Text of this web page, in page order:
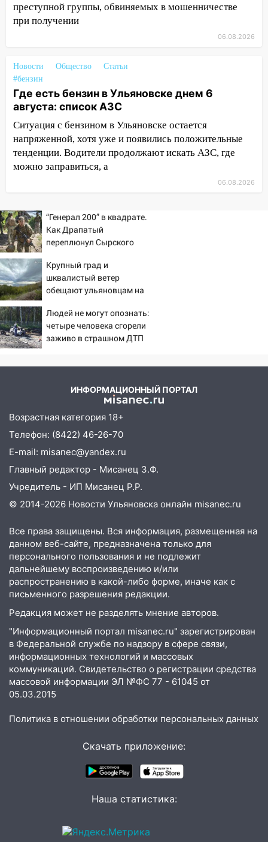
12:00 Где есть бензин в Ульяновске 7
августа: список АЗС
приговор
11:38 В Ленинском районе пожар
полностью уничтожил дачный дом и
сарай
11:38 В Госдуме предложили отменить
ЕГЭ с 2027 года
В Ульяновске ИИ будет выявлять
11:20
Ульяновская шахматистка
Валерия Клейменова выиграла два
золота в составе сборной мира
11:16
В Ульяновске открыли памятную
доску декабристу Кондратию Рылееву
10:40
В Ульяновске спасатели ночью
нашли потерявшегося в заброшенных
садах 79-летнего мужчину
временно отключили холодную воду
В Ульяновске двоих участников
коррупционной схемы при ЦГКБ
отправили в колонию на 7 и 8 лет
09:52
Ночью беспилотники сбили над
соседними Татарстаном и Саратовской
областью
09:41 Диана Шурыгина уверовала в
Бога в СИЗО
09:35
В Ульяновске директора фирмы
будут судить за неуплату налогов на 48
млн рублей
08:22 Подросток на питбайке сбил
велосипедистку: пострадали двое
07:20
Жара возвращается: ожидается
06:00 Под Ульяновском при развороте
пострадал 38-летний водитель
иномарки
05:00 «Каждая пятая женщина и каждый
алопецией»: врач рассказал, чем может
Гороскоп на 7 августа: пятница
принесет прилив творческой энергии и
отличные шансы исправить старые
06.08.2026
преступной группы, обвиняемых в мошенничестве
при получении
06.08.2026
Новости Общество
Статьи
#бензин
Где есть бензин в Ульяновске днем 6
августа: список АЗС
Ситуация с бензином в Ульяновске остается
напряженной, хотя уже и появились положительные
тенденции. Водители продолжают искать АЗС, где
можно заправиться, а
06.08.2026
“Генерал 200” в квадрате.
Как Драпатый
переплюнул Сырского
Крупный град и
шквалистый ветер
обещают ульяновцам на
Людей не могут опознать:
четыре человека сгорели
заживо в страшном ДТП
ИНФОРМАЦИОННЫЙ ПОРТАЛ
Возрастная категория 18+
Телефон: (8422) 46-26-70
E-mail: misanec@yandex.ru
Главный редактор - Мисанец З.Ф.
Учредитель - ИП Мисанец Р.Р.
© 2014-2026 Новости Ульяновска онлайн misanec.ru
Все права защищены. Вся информация, размещенная на
данном веб-сайте, предназначена только для
персонального пользования и не подлежит
дальнейшему воспроизведению и/или
распространению в какой-либо форме, иначе как с
письменного разрешения редакции.
Редакция может не разделять мнение авторов.
"Информационный портал misanec.ru" зарегистрирован
в Федеральной службе по надзору в сфере связи,
информационных технологий и массовых
коммуникаций. Свидетельство о регистрации средства
массовой информации ЭЛ №ФС 77 - 61045 от
05.03.2015
Политика в отношении обработки персональных данных
Скачать приложение:
Наша статистика: